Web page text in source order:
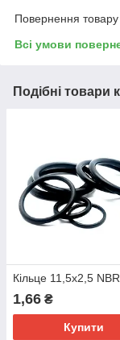
Повернення
Всі умови
Подібні товари
Кільце 11,5х2,5
1,66 ₴
Купити